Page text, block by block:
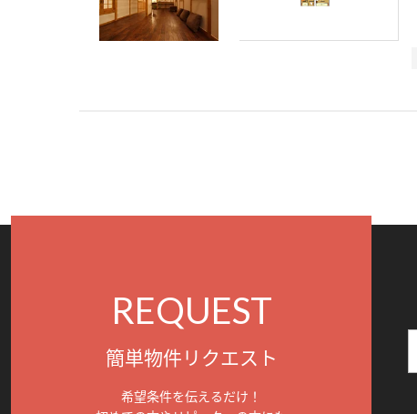
REQUEST
簡単物件リクエスト
希望条件を伝えるだけ！